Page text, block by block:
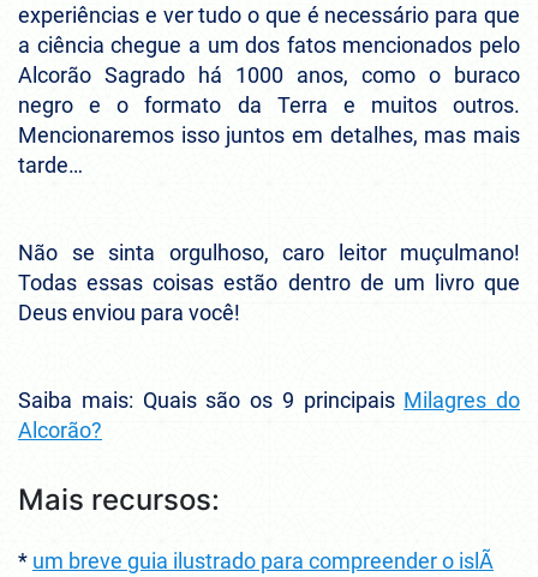
experiências e ver tudo o que é necessário para que
a ciência chegue a um dos fatos mencionados pelo
Alcorão Sagrado há 1000 anos, como o buraco
negro e o formato da Terra e muitos outros.
Mencionaremos isso juntos em detalhes, mas mais
tarde…
Não se sinta orgulhoso, caro leitor muçulmano!
Todas essas coisas estão dentro de um livro que
Deus enviou para você!
Saiba mais: Quais são os 9 principais Milagres do
Alcorão?
Mais recursos:
* um breve guia ilustrado para compreender o islÃ